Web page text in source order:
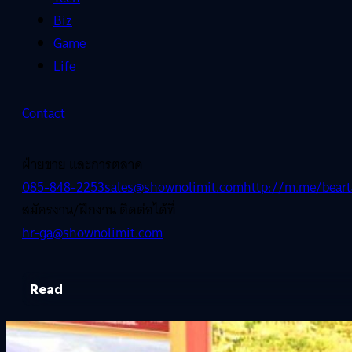
Biz
Game
Life
Contact
ฝ่ายขาย และการตลาด
085-848-2253sales@shownolimit.comhttp://m.me/
สมัครงาน/ฝึกงาน ติดต่อได้ที่
hr-ga@shownolimit.com
Read